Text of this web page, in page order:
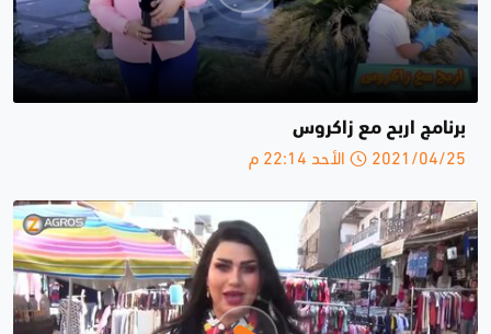
برنامج اربح مع زاكروس
2021/04/25 الأحد 22:14 م